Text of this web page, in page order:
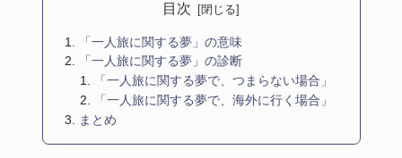
目次
「一人旅に関する夢」の意味
「一人旅に関する夢」の診断
「一人旅に関する夢で、つまらない場合」
「一人旅に関する夢で、海外に行く場合」
まとめ